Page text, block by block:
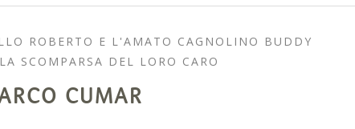
ROBERTO E L'AMATO CAGNOLINO BUDDY
SCOMPARSA DEL LORO CARO
CUMAR